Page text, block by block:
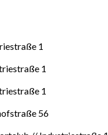
1
1
1
56